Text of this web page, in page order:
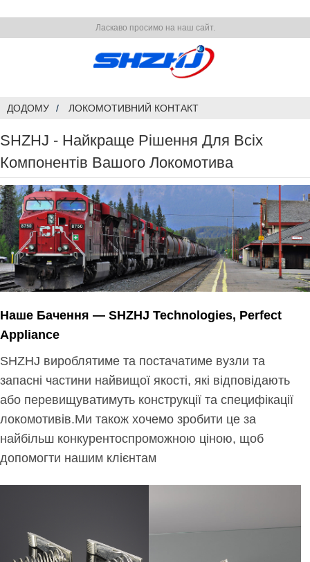
Ласкаво просимо на наш сайт.
ДОДОМУ ЛОКОМОТИВНИЙ КОНТАКТ
SHZHJ - Найкраще Рішення Для Всіх
Компонентів Вашого Локомотива
Наше Бачення — SHZHJ Technologies, Perfect
Appliance
SHZHJ вироблятиме та постачатиме вузли та
запасні частини найвищої якості, які відповідають
або перевищуватимуть конструкції та специфікації
локомотивів.Ми також хочемо зробити це за
найбільш конкурентоспроможною ціною, щоб
допомогти нашим клієнтам